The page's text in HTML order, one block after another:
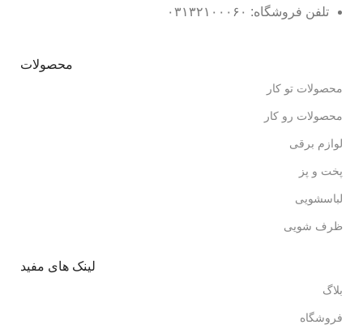
تلفن فروشگاه: ۰۳۱۳۲۱۰۰۰۶۰
محصولات
محصولات تو کار
محصولات رو کار
لوازم برقی
پخت و پز
لباسشویی
ظرف شویی
لینک های مفید
بلاگ
فروشگاه